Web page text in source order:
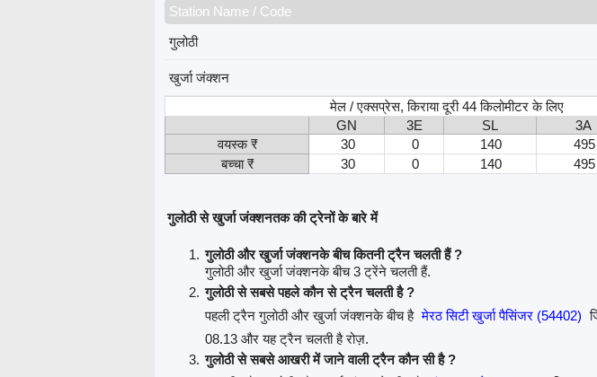
Station Name / Code
गुलोठी
खुर्जा जंक्शन
मेल / एक्सप्रेस, किराया दूरी 44 किलोमीटर के लिए
GN
3E SL 3A
वयस्क ₹
30 0 140 495
बच्चा ₹
30 0 140 495
गुलोठी से खुर्जा जंक्शनतक की ट्रेनों के बारे में
गुलोठी और खुर्जा जंक्शनके बीच कितनी ट्रैन चलती हैं ?
गुलोठी और खुर्जा जंक्शनके बीच 3 ट्रेंने चलती हैं.
गुलोठी से सबसे पहले कौन से ट्रैन चलती है ?
पहली ट्रैन गुलोठी और खुर्जा जंक्शनके बीच है मेरठ सिटी खुर्जा पैसिंजर (54402)
08.13 और यह ट्रैन चलती है रोज़.
गुलोठी से सबसे आखरी में जाने वाली ट्रैन कौन सी है ?